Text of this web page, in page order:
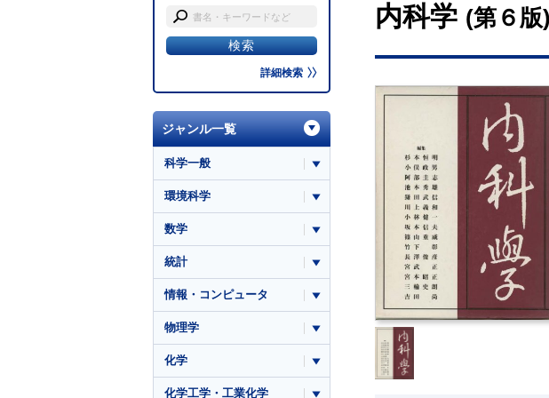
詳細検索
内科学 (第６版)
ジャンル一覧
科学一般
環境科学
数学
統計
情報・コンピュータ
物理学
化学
化学工学・工業化学